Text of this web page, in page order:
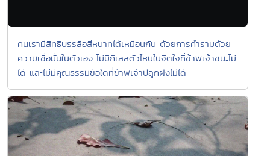
คนเรามีสิทธิ์บรรลือสีหนาทได้เหมือนกัน ด้วยการคำรามด้วย
ความเชื่อมั่นในตัวเอง ไม่มีกิเลสตัวไหนในจิตใจที่ข้าพเจ้าชนะไม่
ได้ และไม่มีคุณธรรมข้อใดที่ข้าพเจ้าปลูกฝังไม่ได้